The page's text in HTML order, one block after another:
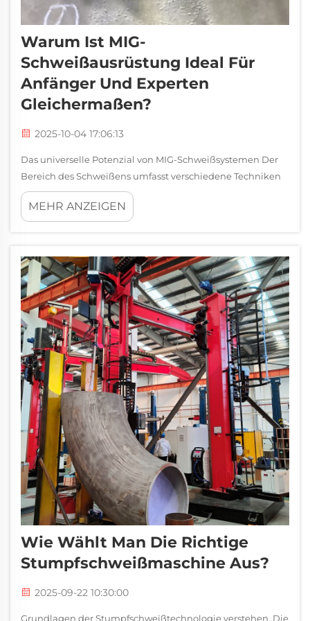
Warum Ist MIG-
Schweißausrüstung Ideal Für
Anfänger Und Experten
Gleichermaßen?
2025-10-04 17:06:13
Das universelle Potenzial von MIG-Schweißsystemen Der
Bereich des Schweißens umfasst verschiedene Techniken
und Werkzeuge, doch zeichnet sich die MIG-
Schweißausrüstung als vielseitige Lösung aus, die die
MEHR ANZEIGEN
Wie Wählt Man Die Richtige
Stumpfschweißmaschine Aus?
2025-09-22 10:30:00
Grundlagen der Stumpfschweißtechnologie verstehen. Die